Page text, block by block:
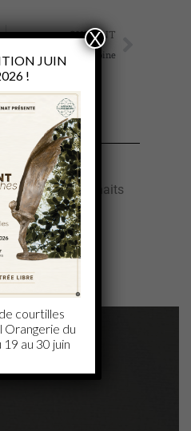
SUIVANT
La galerie de Sabine
à la liste de souhaits
JUIN
!
courtilles
Orangerie du
19 au 30 juin
X